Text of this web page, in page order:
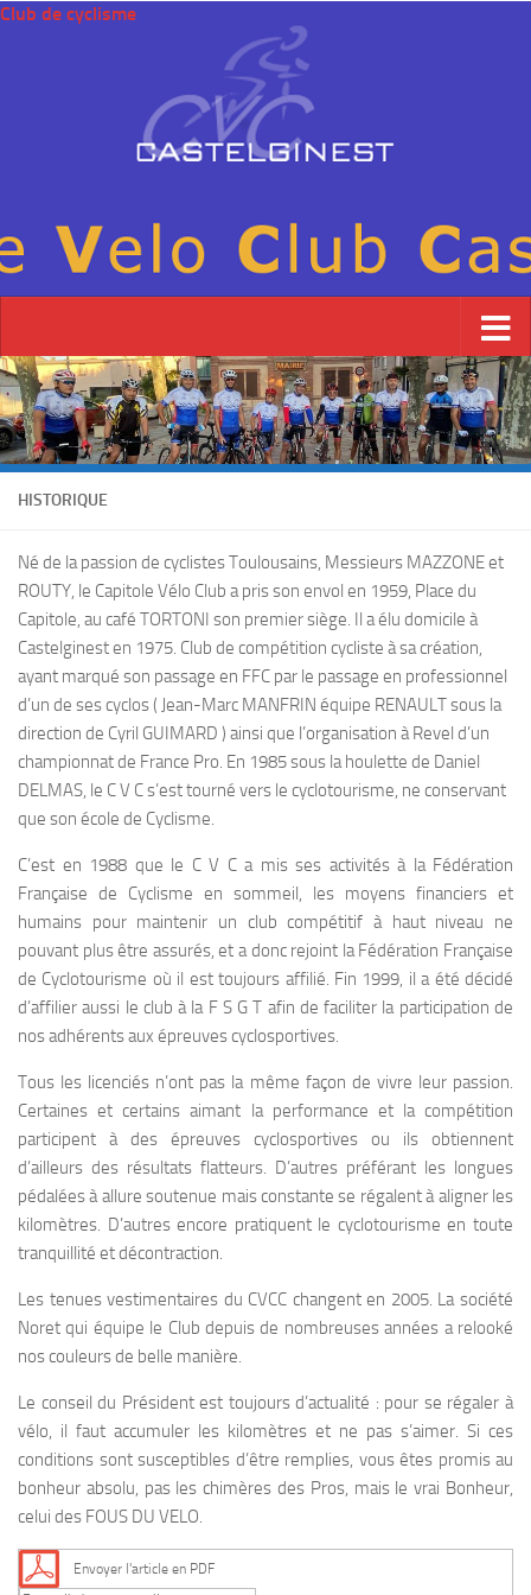
Club de cyclisme
HISTORIQUE
Né de la passion de cyclistes Toulousains, Messieurs MAZZONE et
ROUTY, le Capitole Vélo Club a pris son envol en 1959, Place du
Capitole, au café TORTONI son premier siège. Il a élu domicile à
Castelginest en 1975. Club de compétition cycliste à sa création,
ayant marqué son passage en FFC par le passage en professionnel
d’un de ses cyclos ( Jean-Marc MANFRIN équipe RENAULT sous la
direction de Cyril GUIMARD ) ainsi que l’organisation à Revel d’un
championnat de France Pro. En 1985 sous la houlette de Daniel
DELMAS, le C V C s’est tourné vers le cyclotourisme, ne conservant
que son école de Cyclisme.
C’est en 1988 que le C V C a mis ses activités à la Fédération
Française de Cyclisme en sommeil, les moyens financiers et
humains pour maintenir un club compétitif à haut niveau ne
pouvant plus être assurés, et a donc rejoint la Fédération Française
de Cyclotourisme où il est toujours affilié. Fin 1999, il a été décidé
d’affilier aussi le club à la F S G T afin de faciliter la participation de
nos adhérents aux épreuves cyclosportives.
Tous les licenciés n’ont pas la même façon de vivre leur passion.
Certaines et certains aimant la performance et la compétition
participent à des épreuves cyclosportives ou ils obtiennent
d’ailleurs des résultats flatteurs. D’autres préférant les longues
pédalées à allure soutenue mais constante se régalent à aligner les
kilomètres. D’autres encore pratiquent le cyclotourisme en toute
tranquillité et décontraction.
Les tenues vestimentaires du CVCC changent en 2005. La société
Noret qui équipe le Club depuis de nombreuses années a relooké
nos couleurs de belle manière.
Le conseil du Président est toujours d’actualité : pour se régaler à
vélo, il faut accumuler les kilomètres et ne pas s’aimer. Si ces
conditions sont susceptibles d’être remplies, vous êtes promis au
bonheur absolu, pas les chimères des Pros, mais le vrai Bonheur,
celui des FOUS DU VELO.
Envoyer l'article en PDF